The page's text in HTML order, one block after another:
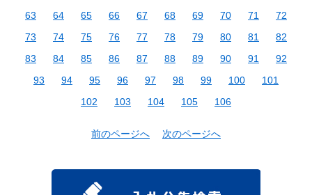
63
64 65 66 67 68 69 70 71
72
73
74 75 76 77 78 79 80 81
82
83
84 85 86 87 88 89 90 91
92
93
94 95 96 97 98 99 100
101
102
103 104 105 106
前のページへ 次のページへ